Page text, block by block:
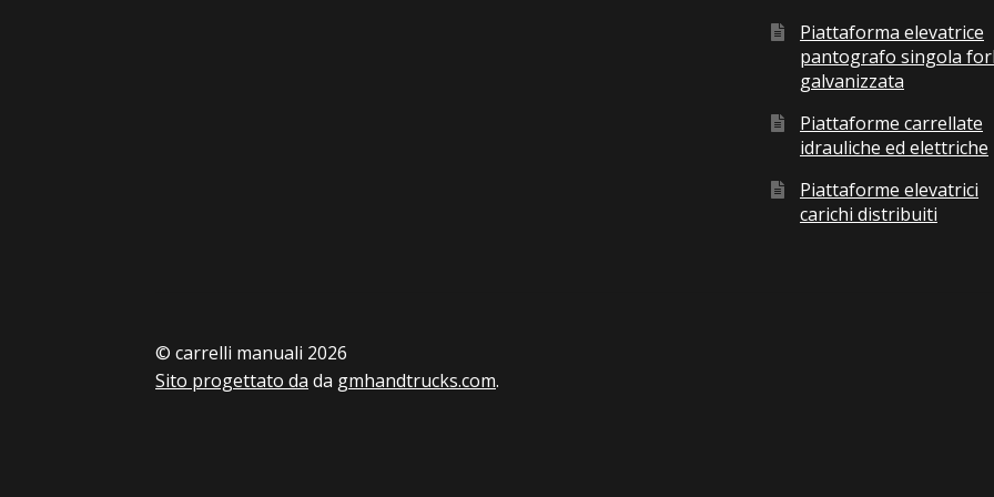
Piattaforma elevatrice
pantografo singola
galvanizzata
Piattaforme carrellate
idrauliche ed elettriche
Piattaforme elevatrici
carichi distribuiti
© carrelli manuali 2026
Sito progettato da da gmhandtrucks.com.